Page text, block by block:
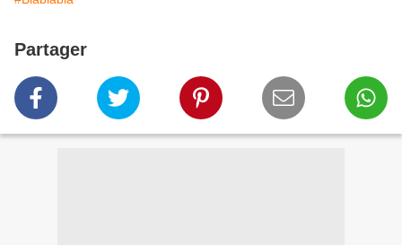
Partager